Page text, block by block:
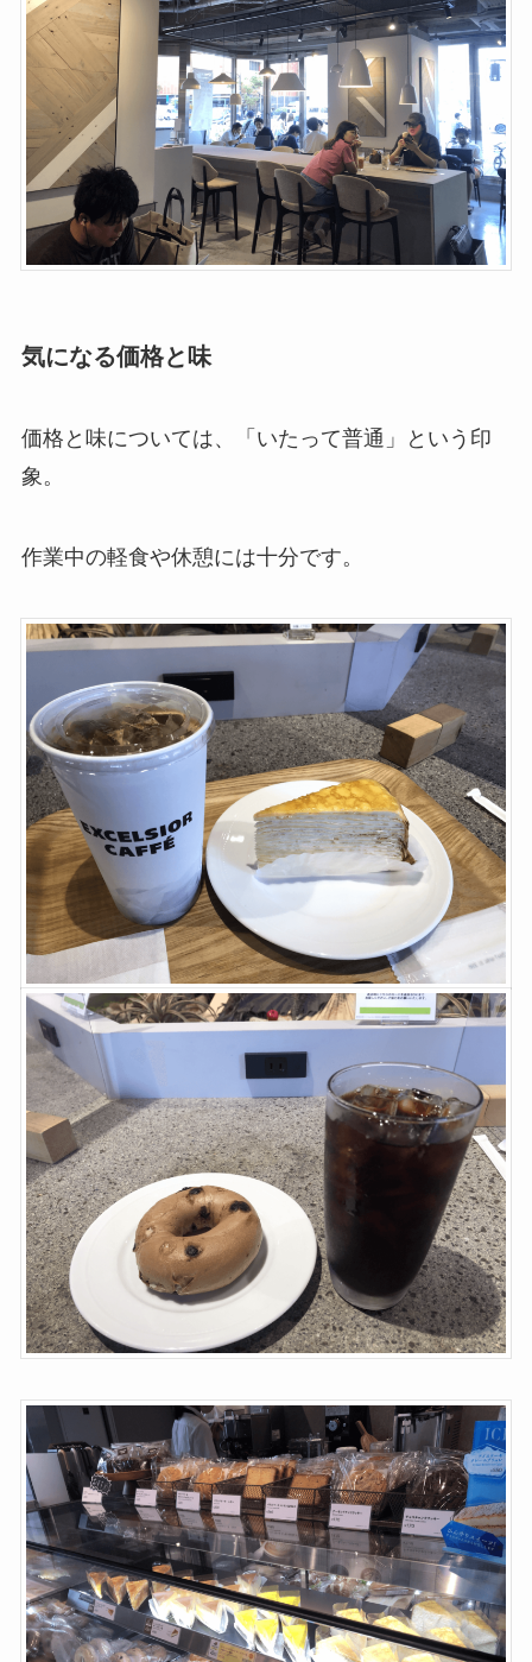
気になる価格と味
価格と味については、「いたって普通」という印
象。
作業中の軽食や休憩には十分です。